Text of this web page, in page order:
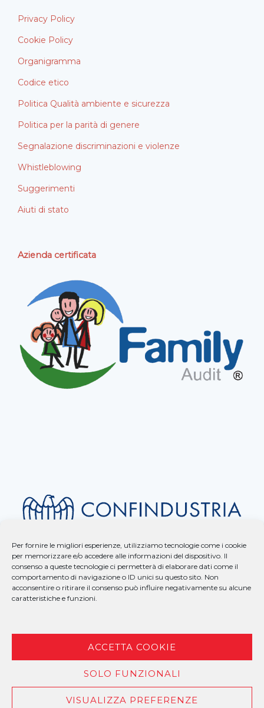
Per fornire le migliori esperienze, utilizziamo tecnologie come i cookie
per memorizzare e/o accedere alle informazioni del dispositivo. Il
consenso a queste tecnologie ci permetterà di elaborare dati come il
comportamento di navigazione o ID unici su questo sito. Non
acconsentire o ritirare il consenso può influire negativamente su alcune
caratteristiche e funzioni.
ACCETTA COOKIE
SOLO FUNZIONALI
VISUALIZZA PREFERENZE
Privacy Policy
Cookie Policy
Organigramma
Codice etico
Politica Qualità ambiente e sicurezza
Politica per la parità di genere
Segnalazione discriminazioni e violenze
Whistleblowing
Suggerimenti
Aiuti di stato
Azienda certificata
PRIVACY| MADE BYLARIN